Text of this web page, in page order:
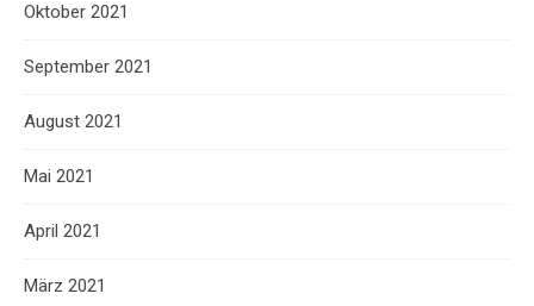
Oktober 2021
September 2021
August 2021
Mai 2021
April 2021
März 2021